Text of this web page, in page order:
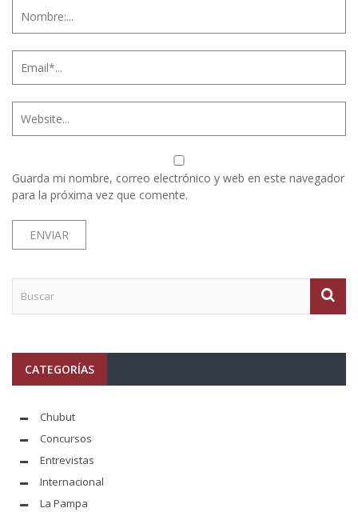
Guarda mi nombre, correo electrónico y web en este navegador
para la próxima vez que comente.
CATEGORÍAS
Chubut
Concursos
Entrevistas
Internacional
La Pampa